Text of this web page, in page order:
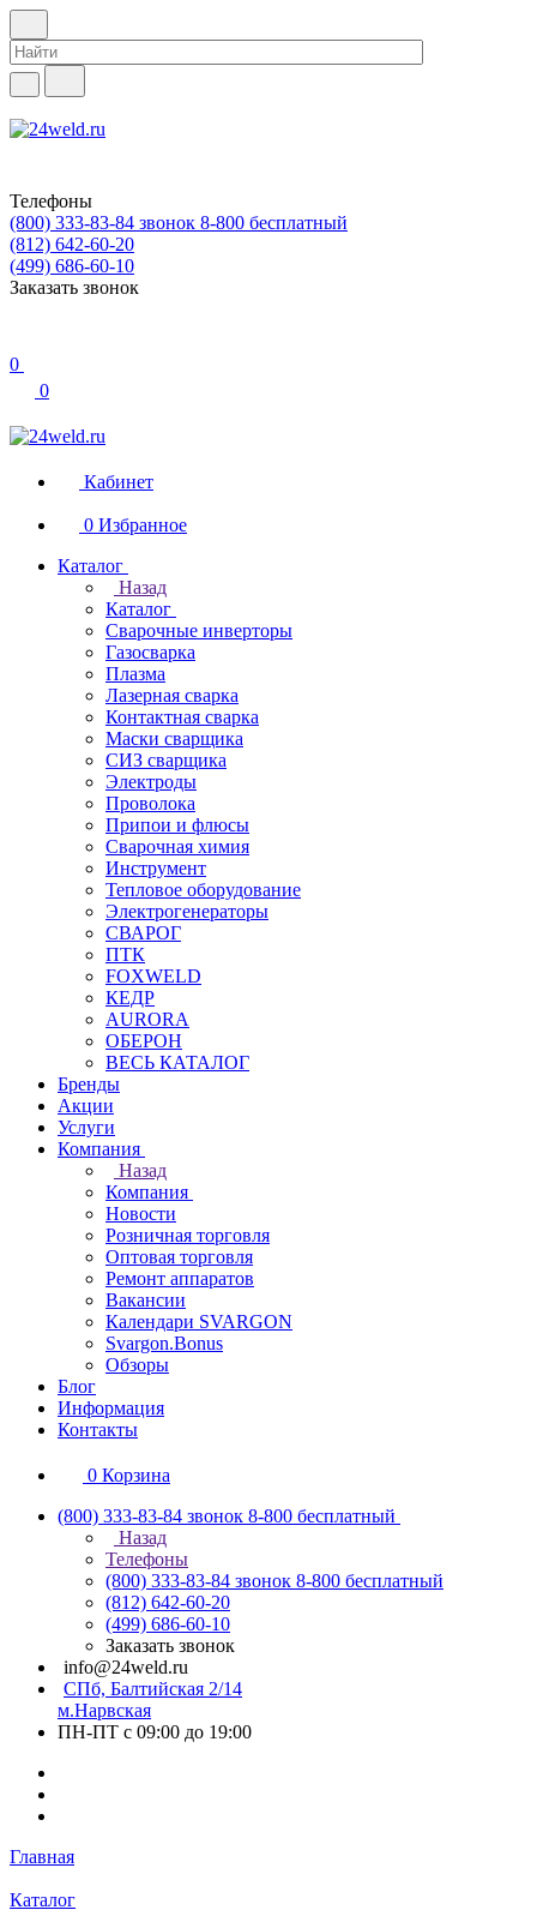
Телефоны
(800) 333-83-84 звонок 8-800 бесплатный
(812) 642-60-20
(499) 686-60-10
Заказать звонок
0
0
Кабинет
0 Избранное
Каталог
Назад
Каталог
Сварочные инверторы
Газосварка
Плазма
Лазерная сварка
Контактная сварка
Маски сварщика
СИЗ сварщика
Электроды
Проволока
Припои и флюсы
Сварочная химия
Инструмент
Тепловое оборудование
Электрогенераторы
СВАРОГ
ПТК
FOXWELD
КЕДР
AURORA
ОБЕРОН
ВЕСЬ КАТАЛОГ
Бренды
Акции
Услуги
Компания
Назад
Компания
Новости
Розничная торговля
Оптовая торговля
Ремонт аппаратов
Вакансии
Календари SVARGON
Svargon.Bonus
Обзоры
Блог
Информация
Контакты
0 Корзина
(800) 333-83-84 звонок 8-800 бесплатный
Назад
Телефоны
(800) 333-83-84 звонок 8-800 бесплатный
(812) 642-60-20
(499) 686-60-10
Заказать звонок
info@24weld.ru
СПб, Балтийская 2/14
м.Нарвская
ПН-ПТ с 09:00 до 19:00
Главная
Каталог